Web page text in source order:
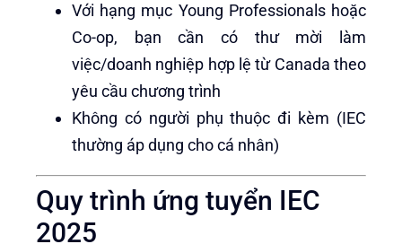
Với hạng mục Young Professionals hoặc
Co-op, bạn cần có thư mời làm
việc/doanh nghiệp hợp lệ từ Canada theo
yêu cầu chương trình
Không có người phụ thuộc đi kèm (IEC
thường áp dụng cho cá nhân)
Quy trình ứng tuyển IEC
2025